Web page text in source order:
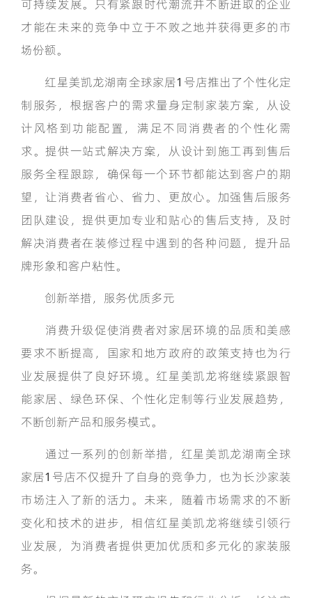
可持续发展。只有紧跟时代潮流并不断进取的企业
才能在未来的竞争中立于不败之地并获得更多的市
场份额。
红星美凯龙湖南全球家居1号店推出了个性化定
制服务，根据客户的需求量身定制家装方案，从设
计风格到功能配置，满足不同消费者的个性化需
求。提供一站式解决方案，从设计到施工再到售后
服务全程跟踪，确保每一个环节都能达到客户的期
望，让消费者省心、省力、更放心。加强售后服务
团队建设，提供更加专业和贴心的售后支持，及时
解决消费者在装修过程中遇到的各种问题，提升品
牌形象和客户粘性。
创新举措，服务优质多元
消费升级促使消费者对家居环境的品质和美感
要求不断提高，国家和地方政府的政策支持也为行
业发展提供了良好环境。红星美凯龙将继续紧跟智
能家居、绿色环保、个性化定制等行业发展趋势，
不断创新产品和服务模式。
通过一系列的创新举措，红星美凯龙湖南全球
家居1号店不仅提升了自身的竞争力，也为长沙家装
市场注入了新的活力。未来，随着市场需求的不断
变化和技术的进步，相信红星美凯龙将继续引领行
业发展，为消费者提供更加优质和多元化的家装服
务。